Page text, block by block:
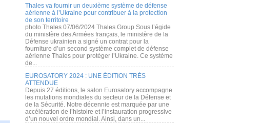
Thales va fournir un deuxième système de défense
aérienne à l’Ukraine pour contribuer à la protection
de son territoire
photo Thales 07/06/2024 Thales Group Sous l’égide
du ministère des Armées français, le ministère de la
Défense ukrainien a signé un contrat pour la
fourniture d’un second système complet de défense
aérienne Thales pour protéger l’Ukraine. Ce système
de...
EUROSATORY 2024 : UNE ÉDITION TRÈS
ATTENDUE
Depuis 27 éditions, le salon Eurosatory accompagne
les mutations mondiales du secteur de la Défense et
de la Sécurité. Notre décennie est marquée par une
accélération de l’histoire et l’instauration progressive
d’un nouvel ordre mondial. Ainsi, dans un...